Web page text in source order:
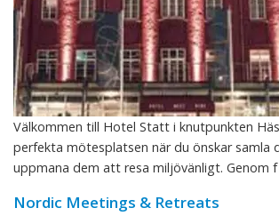
Välkommen till Hotel Statt i knutpunkten
perfekta mötesplatsen när du önskar samla
uppmana dem att resa miljövänligt. Genom f
Nordic Meetings & Retreats